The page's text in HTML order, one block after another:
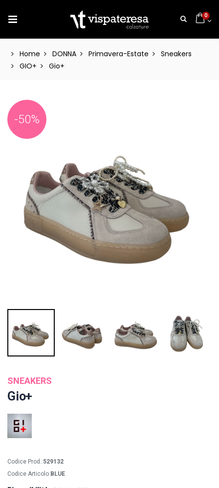
0
Home DONNA Primavera-Estate
Sneakers
GIO+
Gio+
-50%
SNEAKERS
Gio+
Codice Prod.:529132
Codice Articolo: BLUE